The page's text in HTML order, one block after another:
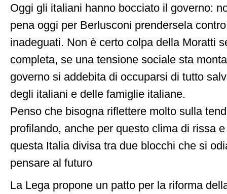
Oggi gli italiani hanno bocciato il governo:
pena oggi per Berlusconi prendersela
inadeguati. Non è certo colpa della Moratti
completa, se una tensione sociale sta
governo si addebita di occuparsi di tutto
degli italiani e delle famiglie italiane.
Penso che bisogna riflettere molto sulla
profilando, anche per questo clima di rissa
questa Italia divisa tra due blocchi che si
pensare al futuro
La Lega propone un patto per la riforma